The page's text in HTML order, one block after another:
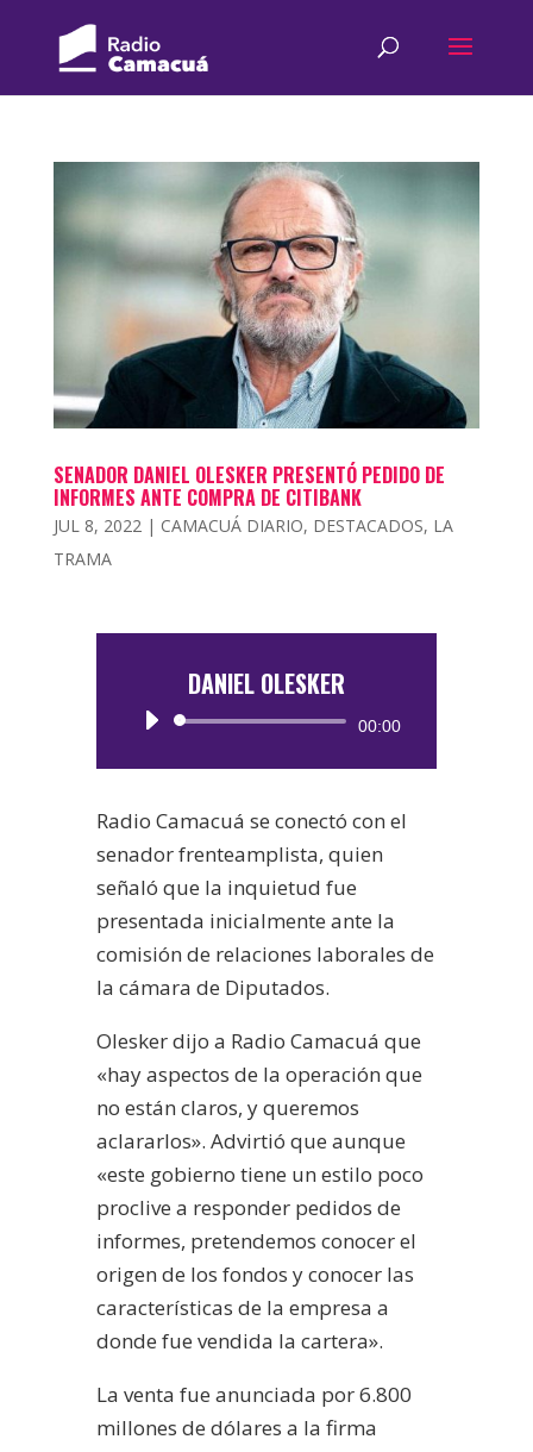
SENADOR DANIEL OLESKER PRESENTÓ PEDIDO DE
INFORMES ANTE COMPRA DE CITIBANK
JUL 8, 2022| CAMACUÁ DIARIO, DESTACADOS, LA
TRAMA
DANIEL OLESKER
Reproductor
00:00
Radio Camacuá se conectó con el
senador frenteamplista, quien
señaló que la inquietud fue
presentada inicialmente ante la
comisión de relaciones laborales de
la cámara de Diputados.
Olesker dijo a Radio Camacuá que
«hay aspectos de la operación que
no están claros, y queremos
aclararlos». Advirtió que aunque
«este gobierno tiene un estilo poco
proclive a responder pedidos de
informes, pretendemos conocer el
origen de los fondos y conocer las
características de la empresa a
donde fue vendida la cartera».
La venta fue anunciada por 6.800
millones de dólares a la firma